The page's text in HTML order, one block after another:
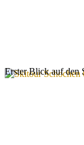
Erster Blick auf den